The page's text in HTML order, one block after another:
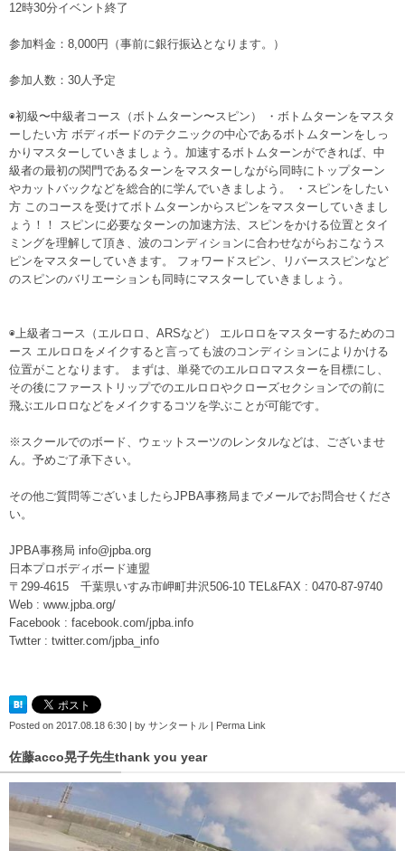
12時30分イベント終了
参加料金：8,000円（事前に銀行振込となります。）
参加人数：30人予定
◉初級〜中級者コース（ボトムターン〜スピン） ・ボトムターンをマスタ
ーしたい方 ボディボードのテクニックの中心であるボトムターンをしっ
かりマスターしていきましょう。加速するボトムターンができれば、中
級者の最初の関門であるターンをマスターしながら同時にトップターン
やカットバックなどを総合的に学んでいきましよう。 ・スピンをしたい
方 このコースを受けてボトムターンからスピンをマスターしていきまし
ょう！！ スピンに必要なターンの加速方法、スピンをかける位置とタイ
ミングを理解して頂き、波のコンディションに合わせながらおこなうス
ピンをマスターしていきます。 フォワードスピン、リバーススピンなど
のスピンのバリエーションも同時にマスターしていきましょう。
◉上級者コース（エルロロ、ARSなど） エルロロをマスターするためのコ
ース エルロロをメイクすると言っても波のコンディションによりかける
位置がことなります。 まずは、単発でのエルロロマスターを目標にし、
その後にファーストリップでのエルロロやクローズセクションでの前に
飛ぶエルロロなどをメイクするコツを学ぶことが可能です。
※スクールでのボード、ウェットスーツのレンタルなどは、ございませ
ん。予めご了承下さい。
その他ご質問等ございましたらJPBA事務局までメールでお問合せくださ
い。
JPBA事務局 info@jpba.org
日本プロボディボード連盟
〒299-4615 千葉県いすみ市岬町井沢506-10 TEL&FAX : 0470-87-9740
Web : www.jpba.org/
Facebook : facebook.com/jpba.info
Twtter : twitter.com/jpba_info
Posted on 2017.08.18 6:30 | by サンタートル | Perma Link
佐藤acco晃子先生thank you year